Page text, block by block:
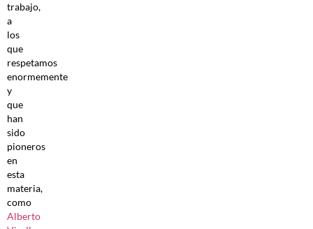
trabajo,
a
los
que
respetamos
enormemente
y
que
han
sido
pioneros
en
esta
materia,
como
Alberto